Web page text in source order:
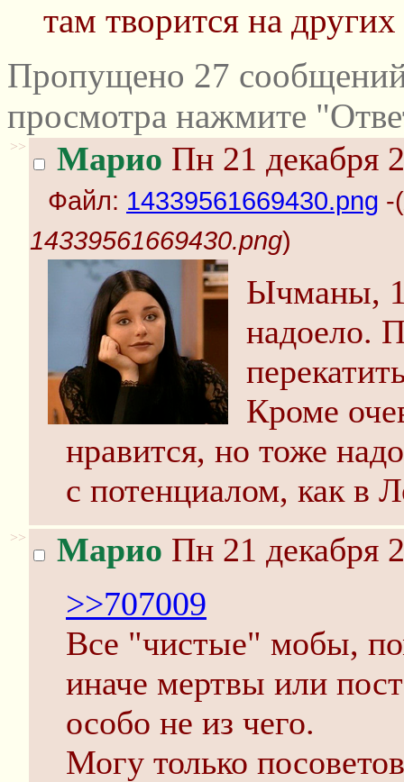
там творится на
Пропущено 27
просмотра нажмите
>> Марио Пн 21 декабря
Файл: 14339561669430.png -(
14339561669430.png)
Ычманы,
надоело.
Кроме
нравится, но тоже
с потенциалом, как в
>> Марио Пн 21 декабря
>>707009
Все "чистые" мобы,
иначе мертвы или
особо не из чего.
Могу только